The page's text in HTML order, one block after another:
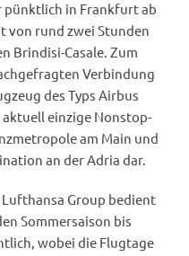
pünktlich in Frankfurt ab
von rund zwei Stunden
Brindisi-Casale. Zum
Verbindung
des Typs Airbus
einzige Nonstop-
am Main und
an der Adria dar.
Group bedient
Sommersaison bis
wobei die Flugtage